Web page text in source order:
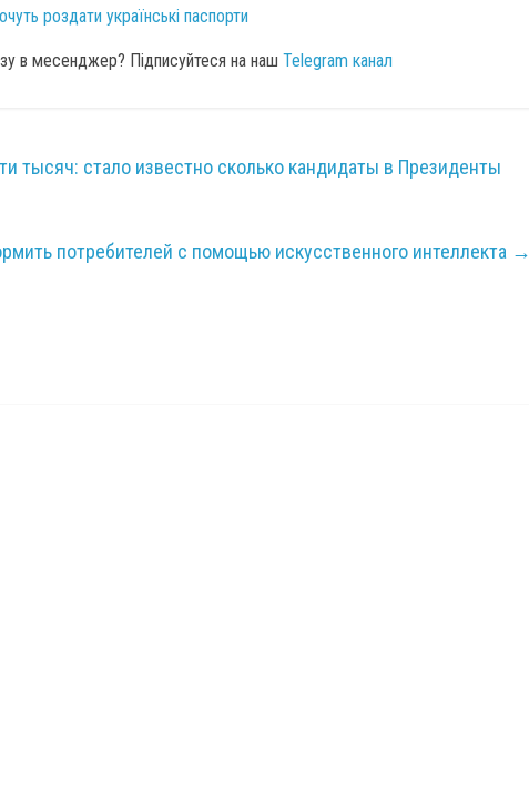
роздати українські паспорти
в месенджер? Підписуйтеся на наш Telegram канал
тысяч: стало известно сколько кандидаты в Президенты
потребителей с помощью искусственного интеллекта →